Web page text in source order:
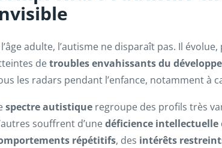
adulte, l’autisme ne disparaît pas. Il
detroubles envahissants du
les radars pendant l’enfance, notamment à
spectre autistique regroupe des profils très
souffrent d’unedéficience intellectuelle
répétitifs, des intérêts